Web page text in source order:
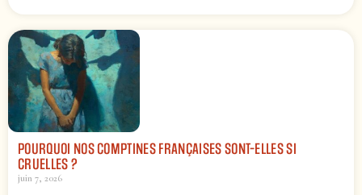
POURQUOI NOS COMPTINES FRANÇAISES SONT-ELLES SI
CRUELLES ?
juin 7, 2026